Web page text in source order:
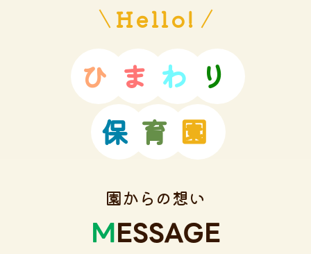
Hello!
ひ ま わ り
保 育 園
園からの想い
MESSAGE